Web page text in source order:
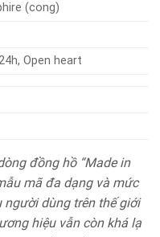
(cong)
Open heart
đồng hồ “Made in
mã đa dạng và mức
dùng trên thế giới
hiệu vẫn còn khá lạ